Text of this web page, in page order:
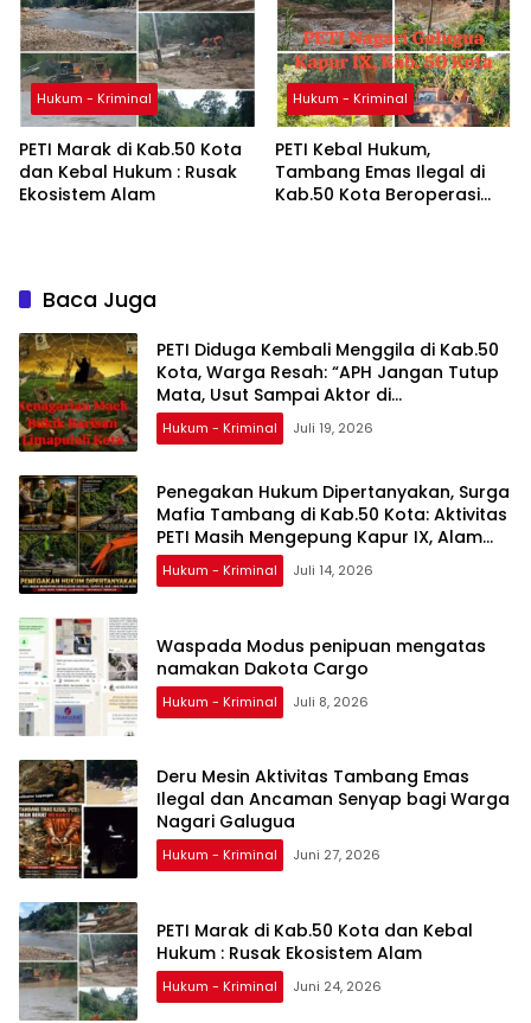
Hukum - Kriminal
PETI Marak di Kab.50 Kota
dan Kebal Hukum : Rusak
Ekosistem Alam
Hukum - Kriminal
PETI Kebal Hukum,
Tambang Emas Ilegal di
Kab.50 Kota Beroperasi
Baca Juga
PETI Diduga Kembali Menggila di Kab.50
Kota, Warga Resah: “APH Jangan Tutup
Mata, Usut Sampai Aktor di
Belakangnya”
Hukum - Kriminal Juli 19, 2026
Penegakan Hukum Dipertanyakan, Surga
Mafia Tambang di Kab.50 Kota: Aktivitas
PETI Masih Mengepung Kapur IX, Alam
Rusak
Hukum - Kriminal Juli 14, 2026
Waspada Modus penipuan mengatas
namakan Dakota Cargo
Hukum - Kriminal Juli 8, 2026
Deru Mesin Aktivitas Tambang Emas
Ilegal dan Ancaman Senyap bagi Warga
Nagari Galugua
Hukum - Kriminal Juni 27, 2026
PETI Marak di Kab.50 Kota dan Kebal
Hukum : Rusak Ekosistem Alam
Hukum - Kriminal Juni 24, 2026